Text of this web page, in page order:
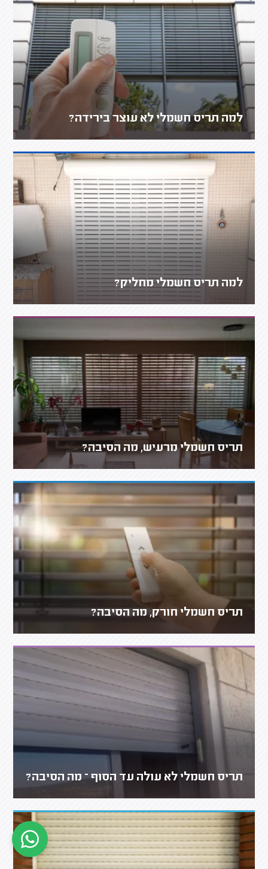
למה תריס חשמלי לא עוצר בירידה?
למה תריס חשמלי מחליק?
תריס חשמלי מרעיש, מה הסיבה?
תריס חשמלי חורק, מה הסיבה?
תריס חשמלי לא עולה עד הסוף – מה הסיבה?